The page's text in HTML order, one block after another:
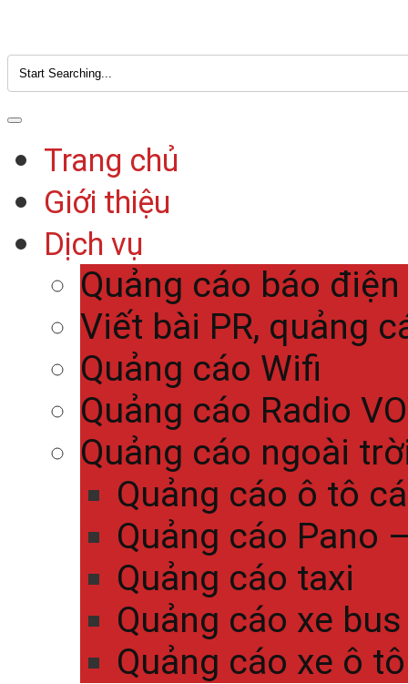
Trang chủ
Giới thiệu
Dịch vụ
Quảng cáo báo
Viết bài PR, quảng
Quảng cáo Wifi
Quảng cáo Radio
Quảng cáo ngoài
Quảng cáo ô tô
Quảng cáo Pano
Quảng cáo taxi
Quảng cáo xe bus
Quảng cáo xe ô